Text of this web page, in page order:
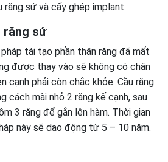
răng sứ và cấy ghép implant.
răng sứ
tái tạo phần thân răng đã mất
được thay vào sẽ không có chân
cạnh phải còn chắc khỏe. Cầu răng
cách mài nhỏ 2 răng kế cạnh, sau
3 răng để gắn lên hàm. Thời gian
này sẽ dao động từ 5 – 10 năm.